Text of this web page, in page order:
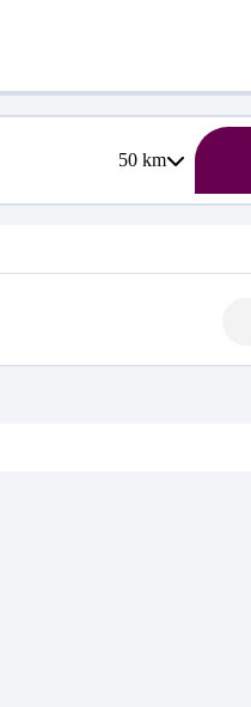
50km